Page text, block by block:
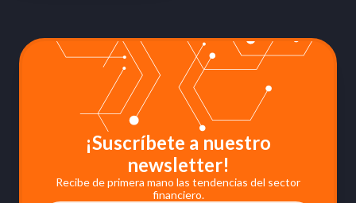
¡Suscríbete a nuestro
newsletter!
Recibe de primera mano las tendencias del sector
financiero.